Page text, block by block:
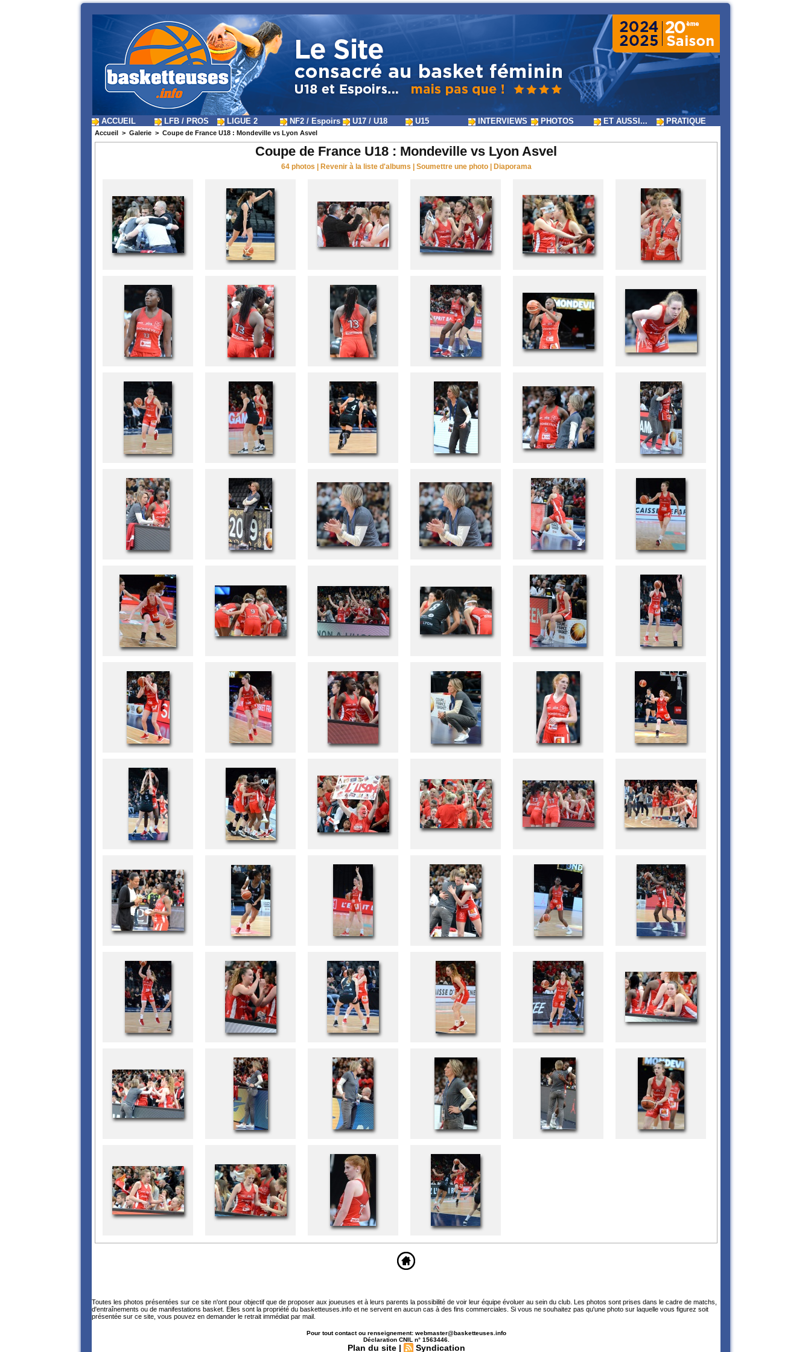
ACCUEIL LFB / PROS LIGUE 2 NF2 / Espoirs U17 / U18 U15 INTERVIEWS PHOTOS ET AUSSI... PRATIQUE
Accueil > Galerie > Coupe de France U18 : Mondeville vs Lyon Asvel
Coupe de France U18 : Mondeville vs Lyon Asvel
64 photos Revenir à la liste d'albums Soumettre une photo Diaporama
Toutes les photos présentées sur ce site n'ont pour objectif que de proposer aux joueuses et à leurs parents la possibilité de voir leur équipe évoluer au sein du club. Les photos sont prises dans le cadre de matchs,
d'entraînements ou de manifestations basket. Elles sont la propriété du basketteuses.info et ne servent en aucun cas à des fins commerciales. Si vous ne souhaitez pas qu'une photo sur laquelle vous figurez soit
présentée sur ce site, vous pouvez en demander le retrait immédiat par mail.
Pour tout contact ou renseignement: webmaster@basketteuses.info
Déclaration CNIL n° 1563446.
Plan du site | Syndication